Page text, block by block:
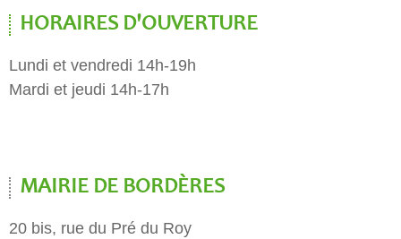
HORAIRES D'OUVERTURE
Lundi et vendredi 14h-19h
Mardi et jeudi 14h-17h
MAIRIE DE BORDÈRES
20 bis, rue du Pré du Roy